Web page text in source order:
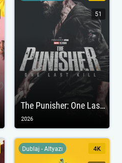
The Punisher: One Last Kill
51
2026
Dublaj - Altyazı 4K